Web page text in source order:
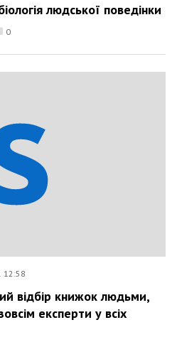
людської поведінки
0
12:58
відбір книжок людьми,
експерти у всіх